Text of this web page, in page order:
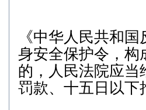
《中华人民共和
身安全保护令，构
的，人民法院应当
罚款、十五日以下